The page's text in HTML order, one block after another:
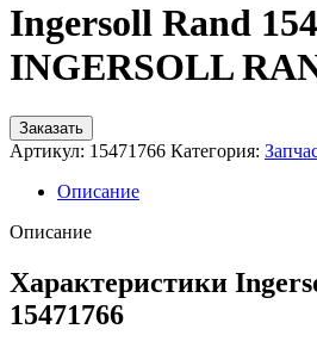
Ingersoll Rand
INGERSOLL
Заказать
Артикул: 15471766 Категория:
Описание
Описание
Характеристики
15471766